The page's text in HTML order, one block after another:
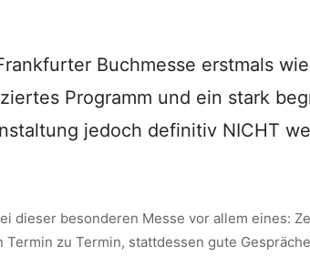
Buchmesse erstmals
Programm und ein stark
jedoch definitiv NICHT
dieser besonderen Messe vor allem eines:
zu Termin, stattdessen gute